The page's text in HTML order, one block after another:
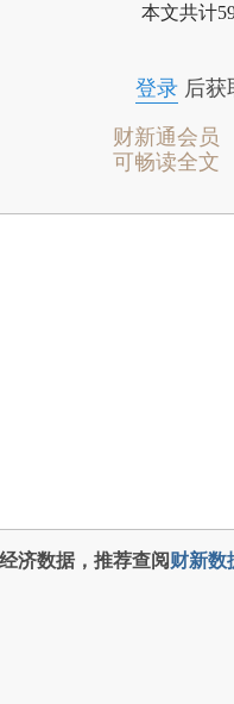
本文共计
登录后获
财新通会员
可畅读全文
济数据，推荐查阅财新数